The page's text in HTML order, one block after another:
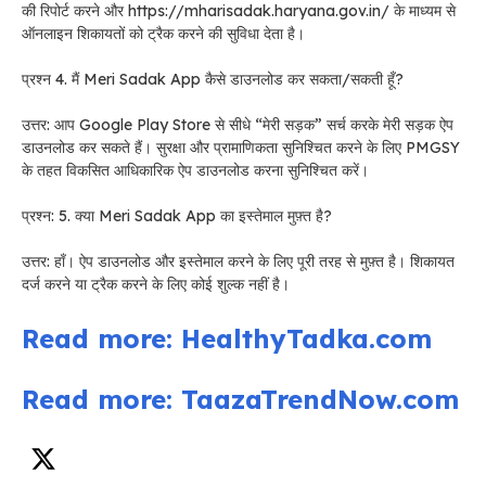
की रिपोर्ट करने और https://mharisadak.haryana.gov.in/ के माध्यम से
ऑनलाइन शिकायतों को ट्रैक करने की सुविधा देता है।
प्रश्न 4. मैं Meri Sadak App कैसे डाउनलोड कर सकता/सकती हूँ?
उत्तर: आप Google Play Store से सीधे “मेरी सड़क” सर्च करके मेरी सड़क ऐप
डाउनलोड कर सकते हैं। सुरक्षा और प्रामाणिकता सुनिश्चित करने के लिए PMGSY
के तहत विकसित आधिकारिक ऐप डाउनलोड करना सुनिश्चित करें।
प्रश्न: 5. क्या Meri Sadak App का इस्तेमाल मुफ़्त है?
उत्तर: हाँ। ऐप डाउनलोड और इस्तेमाल करने के लिए पूरी तरह से मुफ़्त है। शिकायत
दर्ज करने या ट्रैक करने के लिए कोई शुल्क नहीं है।
Read more: HealthyTadka.com
Read more: TaazaTrendNow.com